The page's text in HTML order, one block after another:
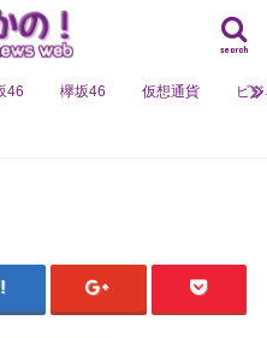
search
46 欅坂46 仮想通貨 ビ